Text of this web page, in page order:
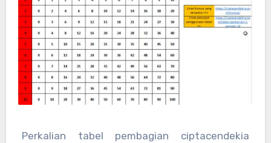
Perkalian tabel pembagian ciptacendekia